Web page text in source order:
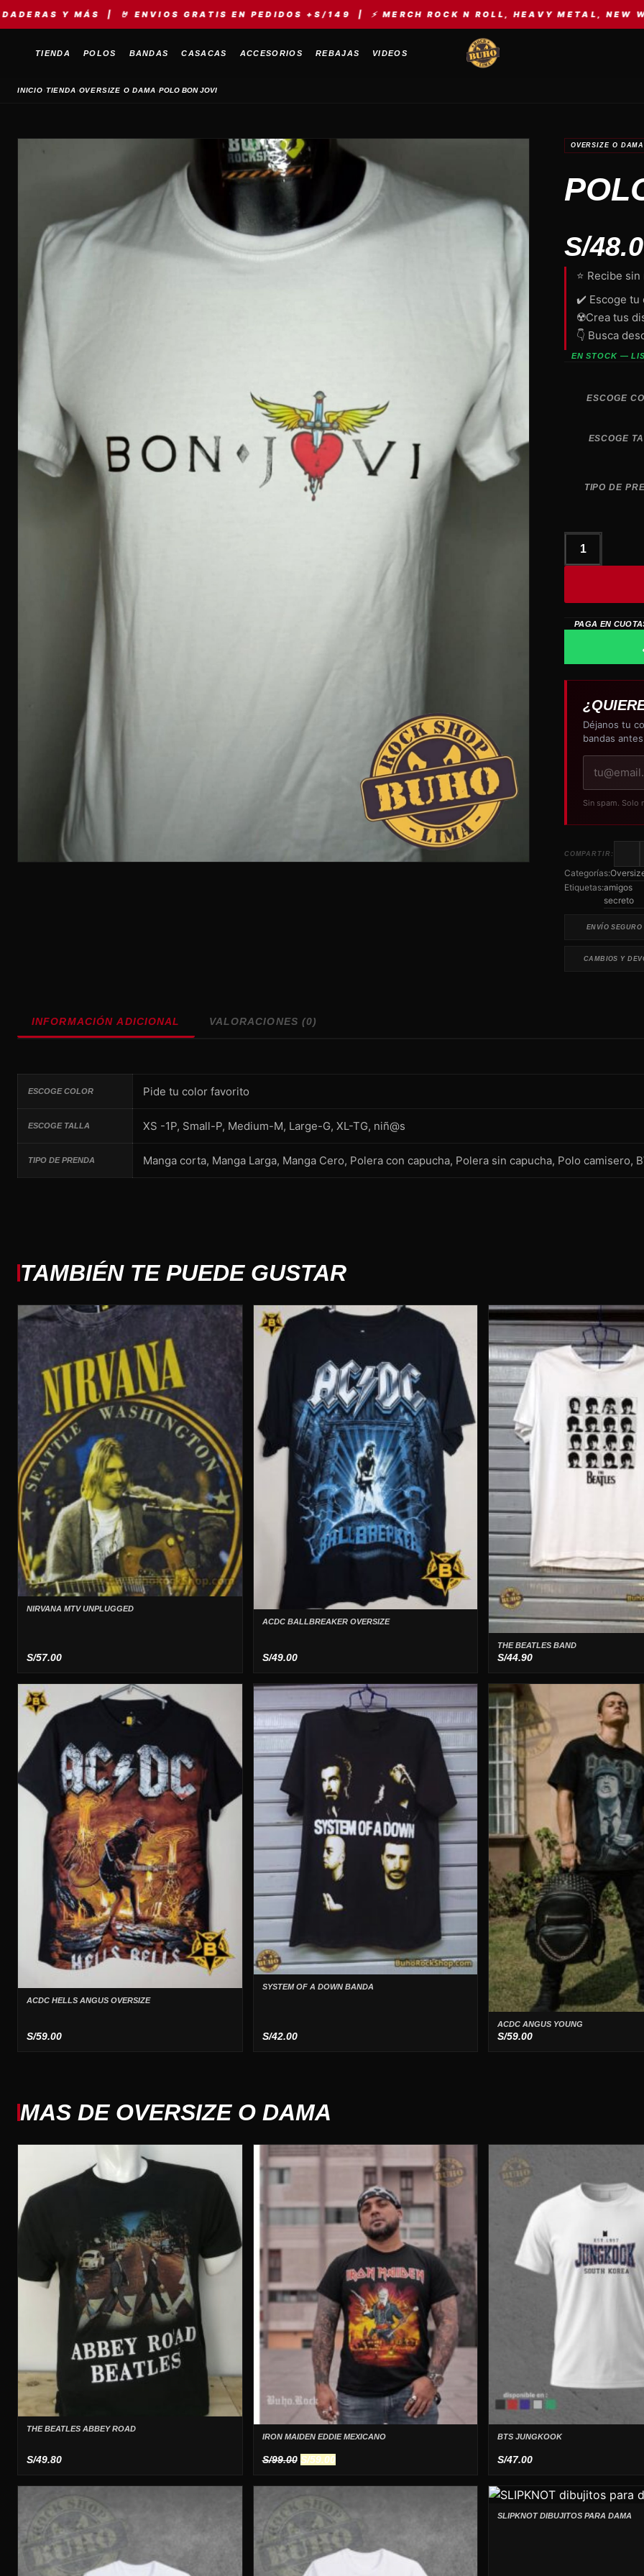
| 🤘 ENVIOS GRATIS EN PEDIDOS +S/149 | ⚡ MERCH ROCK N ROLL, HEAVY METAL, NEW WAVE,
TIENDA POLOS BANDAS CASACAS ACCESORIOS REBAJAS VIDEOS
INICIO›TIENDA›OVERSIZE O DAMA›POLO BON JOVI
OVERSIZE O DAMA
S/
⭐ Recibe
✔️ Escoge tu
☢️Crea tus
👇 Busca
EN STOCK —
ESCOGE
ESCOGE
TIPO DE
polo
PAGA EN
Déjanos tu
bandas
correo
electrónico
Sin spam. Solo
COMPARTIR:
Categorías:
Etiquetas:amigos
secreto
ENVÍO SEGURO
CAMBIOS Y
INFORMACIÓN ADICIONAL VALORACIONES (0)
ESCOGE COLOR Pide tu color favorito
ESCOGE TALLA XS -1P, Small-P, Medium-M, Large-G, XL-TG, niñ@s
TIPO DE PRENDA Manga corta, Manga Larga, Manga Cero, Polera con capucha, Polera sin capucha, Polo camisero,
TAMBIÉN TE PUEDE GUSTAR
NIRVANA MTV UNPLUGGED
S/57.00
ACDC BALLBREAKER OVERSIZE
S/49.00
THE BEATLES BAND
S/44.90
ACDC HELLS ANGUS OVERSIZE
S/59.00
SYSTEM OF A DOWN BANDA
S/42.00
ACDC ANGUS YOUNG
S/59.00
MAS DE OVERSIZE O DAMA
THE BEATLES ABBEY ROAD
S/49.80
IRON MAIDEN EDDIE MEXICANO
S/99.00 El
original
S/99.00.
S/59.00El
actual
es:
S/59.00.
BTS JUNGKOOK
S/47.00
SLIPKNOT DIBUJITOS PARA DAMA